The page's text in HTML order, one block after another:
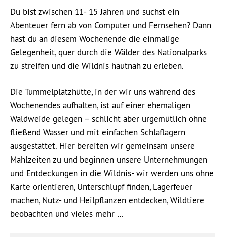
Du bist zwischen 11- 15 Jahren und suchst ein
Abenteuer fern ab von Computer und Fernsehen? Dann
hast du an diesem Wochenende die einmalige
Gelegenheit, quer durch die Wälder des Nationalparks
zu streifen und die Wildnis hautnah zu erleben.
Die Tummelplatzhütte, in der wir uns während des
Wochenendes aufhalten, ist auf einer ehemaligen
Waldweide gelegen – schlicht aber urgemütlich ohne
fließend Wasser und mit einfachen Schlaflagern
ausgestattet. Hier bereiten wir gemeinsam unsere
Mahlzeiten zu und beginnen unsere Unternehmungen
und Entdeckungen in die Wildnis- wir werden uns ohne
Karte orientieren, Unterschlupf finden, Lagerfeuer
machen, Nutz- und Heilpflanzen entdecken, Wildtiere
beobachten und vieles mehr …